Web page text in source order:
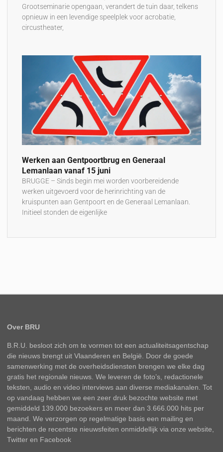
Grootseminarie opengaan, verandert de tuin daar, telkens
opnieuw in een levendige speelplek voor acrobatie,
circustheater,
Werken aan Gentpoortbrug en Generaal
Lemanlaan vanaf 15 juni
BRUGGE – Sinds begin mei worden voorbereidende
werken uitgevoerd voor de herinrichting van de
kruispunten aan Gentpoort en de Generaal Lemanlaan.
Initieel stonden de eigenlijke
Over BRU
B.R.U. besloot zich om te vormen tot een actualiteitsagentschap
die nieuws brengt uit Vlaanderen en België. Door de goede
samenwerking met de overheidsdiensten brengen we elke dag
gratis het regionale nieuws. We leveren de foto’s, redactionele
teksten, audio en video interviews aan diverse mediakanalen. Tot
op vandaag hebben we een zeer druk bezochte website met
gemiddeld 139.000 bezoekers en meer dan 3.666.000 hits per
maand. We verzorgen op regelmatige basis een mailing en
berichten de recentste nieuwsfeiten onmiddellijk via onze website,
Twitter en Facebook